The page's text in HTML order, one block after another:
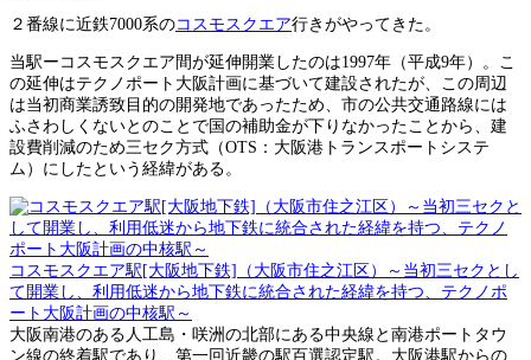
２番線に近鉄7000系のコスモスクエア行きがやってきた。
当駅ーコスモスクエア間が延伸開業したのは1997年（平成9年）。こ
の延伸はテクノポート大阪計画に基づいて建設されたが、この周辺
は当初商業誘致目的の開発地であったため、市の公共交通路線には
ふさわしくないとのことで国の補助金が下りなかったことから、建
設費削減のため三セク方式（OTS：大阪港トランスポートシステ
ム）にしたという経緯がある。
コスモスクエア駅[大阪地下鉄]（大阪市住之江区）～当初三セクとし
て開業し、利用低迷から地下鉄に統合された経緯を持つ、テクノポ
ート大阪計画の中核駅～
大阪南港のある人工島・咲洲の北部にある中央線と南港ポートタウ
ン線の終着駅であり、第一回近畿の駅百選認定駅。大阪港駅からの